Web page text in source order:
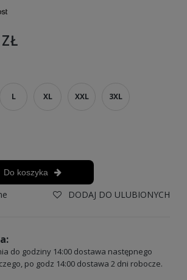
L XL XXL 3XL
Do koszyka
DODAJ DO ULUBIONYCH
do godziny 14:00 dostawa następnego
po godz 14:00 dostawa 2 dni robocze.